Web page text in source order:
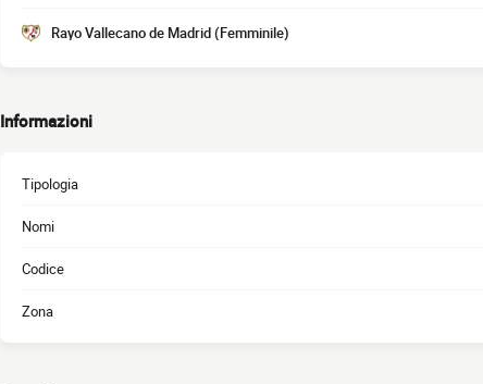
Rayo Vallecano de Madrid (Femminile)
Informazioni
Tipologia
Nomi
Codice
Zona